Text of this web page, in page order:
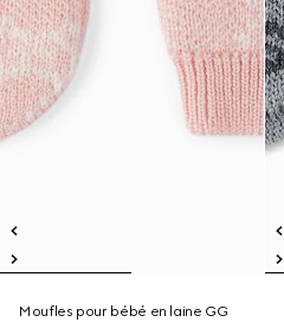
Moufles pour bébé en laine GG